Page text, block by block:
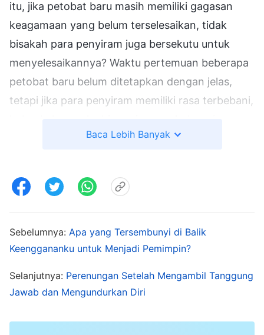
itu, jika petobat baru masih memiliki gagasan
keagamaan yang belum terselesaikan, tidak
bisakah para penyiram juga bersekutu untuk
menyelesaikannya? Waktu pertemuan beberapa
petobat baru belum ditetapkan dengan jelas,
tetapi jika para penyiram memiliki rasa terbebani,
petobat baru untuk lebih memahaminya?
penyiram daripada berfokus pada para
pemberita Injil saja?" Makin aku memikirkannya,
makin aku merasa kesal dan menentang, dan
aku bertanya-tanya mengapa Wang Tao terus
terpaku pada kami. Aku sangat ingin menulis
surat untuk menunjukkan masalah-masalahnya
dan melampiaskan emosiku, tetapi aku tahu itu
dan tidak menulisnya. Ketika memperlihatkan
Baca Lebih Banyak
Sebelumnya: Apa yang Tersembunyi di Balik
Keenggananku untuk Menjadi Pemimpin?
Selanjutnya: Perenungan Setelah Mengambil Tanggung
Jawab dan Mengundurkan Diri